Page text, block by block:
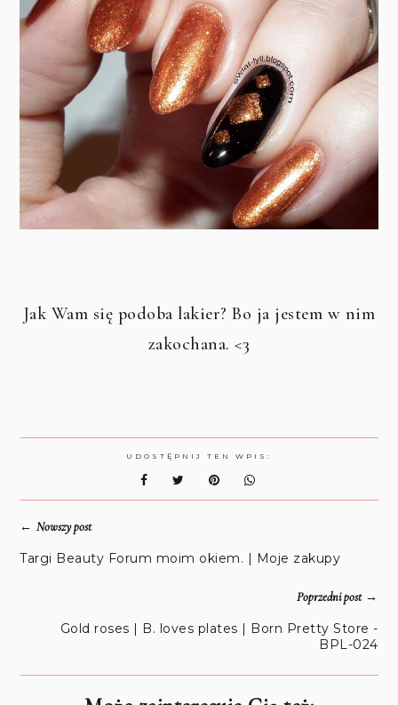
Jak Wam się podoba lakier? Bo ja jestem w nim
zakochana. <3
UDOSTĘPNIJ TEN WPIS:
←Nowszy post
Targi Beauty Forum moim okiem. | Moje zakupy
Poprzedni post→
Gold roses | B. loves plates | Born Pretty Store -
BPL-024